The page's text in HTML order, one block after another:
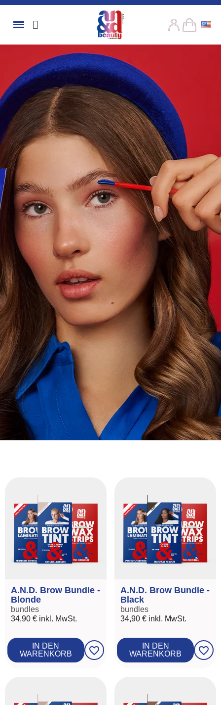
A.N.D. Brow Bundle -
Blonde
bundles
34,90 € inkl. MwSt.
IN DEN
WARENKORB
favorite_border
A.N.D. Brow Bundle -
Black
bundles
34,90 € inkl. MwSt.
IN DEN
WARENKORB
favorite_border